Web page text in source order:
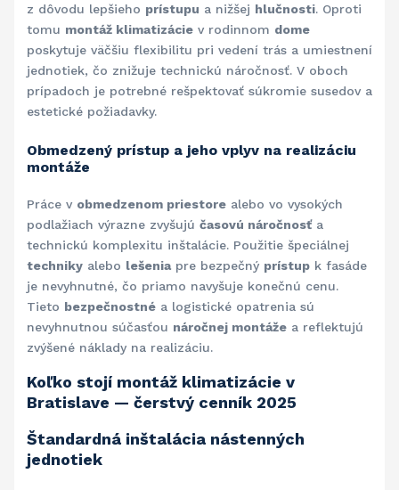
z dôvodu lepšieho prístupu a nižšej hlučnosti. Oproti
tomu montáž klimatizáciev rodinnom dome
poskytuje väčšiu flexibilitu pri vedení trás a umiestnení
jednotiek, čo znižuje technickú náročnosť. V oboch
prípadoch je potrebné rešpektovať súkromie susedov a
estetické požiadavky.
Obmedzený prístup a jeho vplyv na realizáciu
montáže
Práce v obmedzenom priestorealebo vo vysokých
podlažiach výrazne zvyšujú časovú náročnosťa
technickú komplexitu inštalácie. Použitie špeciálnej
technikyalebo lešeniapre bezpečný prístupk fasáde
je nevyhnutné, čo priamo navyšuje konečnú cenu.
Tieto bezpečnostnéa logistické opatrenia sú
nevyhnutnou súčasťou náročnej montážea reflektujú
zvýšené náklady na realizáciu.
Koľko stojí montáž klimatizácie v
Bratislave — čerstvý cenník 2025
Štandardná inštalácia nástenných
jednotiek